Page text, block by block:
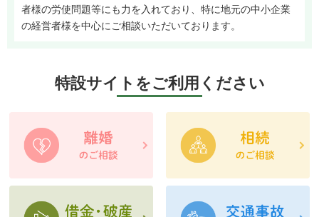
者様の労使問題等にも力を入れており、特に地元の中小企業
の経営者様を中心にご相談いただいております。
特設サイトをご利用ください